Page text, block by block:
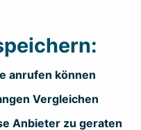
anrufen können
Vergleichen
Anbieter zu geraten